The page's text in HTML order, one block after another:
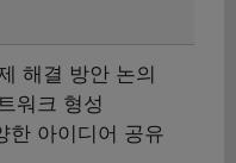
해결 방안 논의
워크 형성
한 아이디어 공유